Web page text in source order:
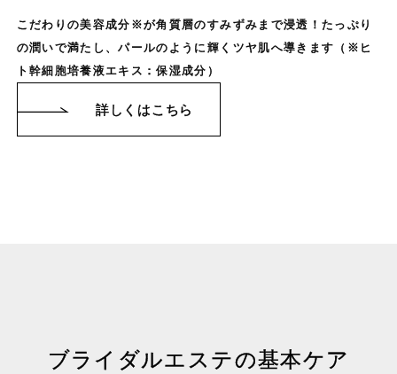
こだわりの美容成分※が角質層のすみずみまで浸透！たっぷり
の潤いで満たし、パールのように輝くツヤ肌へ導きます（※ヒ
ト幹細胞培養液エキス：保湿成分）
詳しくはこちら
ブライダルエステの基本ケア